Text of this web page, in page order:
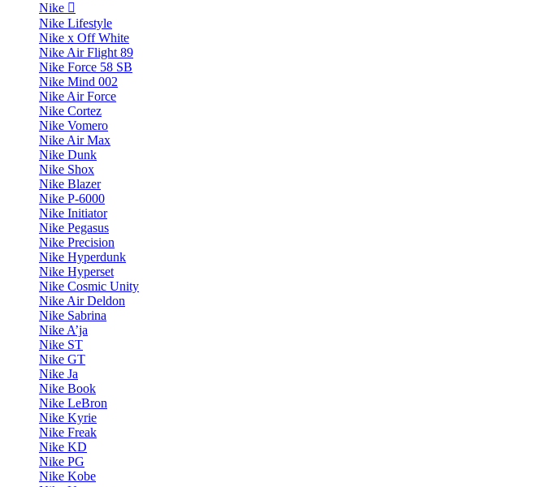
Nike
Nike Lifestyle
Nike x Off White
Nike Air Flight 89
Nike Force 58 SB
Nike Mind 002
Nike Air Force
Nike Cortez
Nike Vomero
Nike Air Max
Nike Dunk
Nike Shox
Nike Blazer
Nike P-6000
Nike Initiator
Nike Pegasus
Nike Precision
Nike Hyperdunk
Nike Hyperset
Nike Cosmic Unity
Nike Air Deldon
Nike Sabrina
Nike A’ja
Nike ST
Nike GT
Nike Ja
Nike Book
Nike LeBron
Nike Kyrie
Nike Freak
Nike KD
Nike PG
Nike Kobe